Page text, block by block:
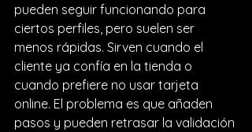
pueden seguir funcionando para
ciertos perfiles, pero suelen ser
menos rápidas. Sirven cuando el
cliente ya confía en la tienda o
cuando prefiere no usar tarjeta
online. El problema es que añaden
pasos y pueden retrasar la validación